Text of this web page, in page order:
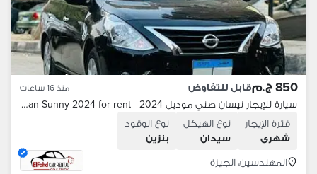
850 ج.م قابل للتفاوض منذ 16 ساعات
سيارة للإيجار نيسان صني موديل 2024 - Nissan Sunny 2024 for rent
فترة الإيجار
شهرى
نوع الهيكل
سيدان
نوع الوقود
بنزين
المهندسين، الجيزة